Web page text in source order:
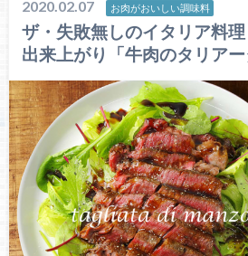
2020.02.07 お肉がおいしい調味料
ザ・失敗無しのイタリア料
出来上がり「牛肉のタリアー